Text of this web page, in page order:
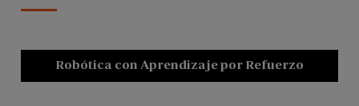
Robótica con Aprendizaje por Refuerzo